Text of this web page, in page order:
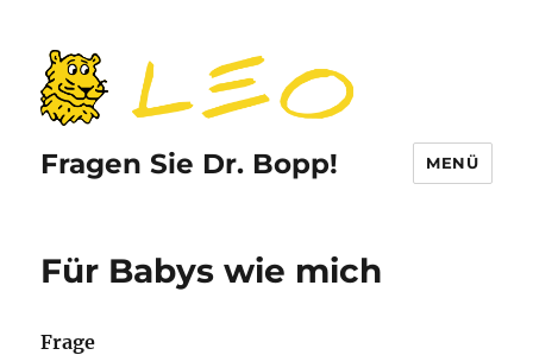
Fragen Sie Dr. Bopp! MENÜ
Für Babys wie mich
Frage